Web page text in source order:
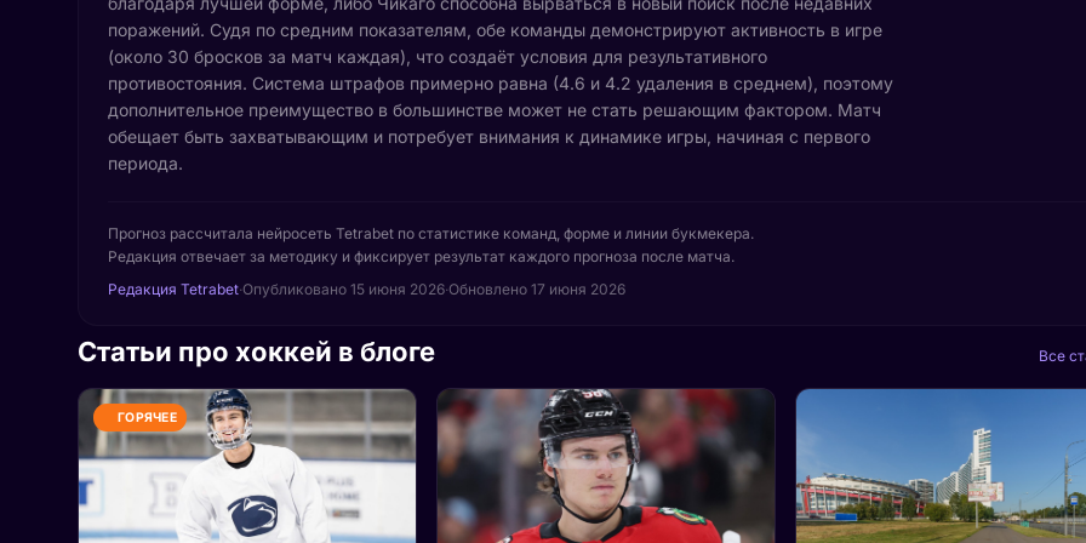
поражений. Судя по средним показателям, обе команды демонстрируют активность в игре
(около 30 бросков за матч каждая), что создаёт условия для результативного
противостояния. Система штрафов примерно равна (4.6 и 4.2 удаления в среднем), поэтому
дополнительное преимущество в большинстве может не стать решающим фактором. Матч
обещает быть захватывающим и потребует внимания к динамике игры, начиная с первого
периода.
Прогноз рассчитала нейросеть Tetrabet по статистике команд, форме и линии букмекера.
Редакция отвечает за методику и фиксирует результат каждого прогноза после матча.
Редакция Tetrabet·Опубликовано 15 июня 2026·Обновлено 17 июня 2026
Статьи про хоккей в блоге Все
ГОРЯЧЕЕ